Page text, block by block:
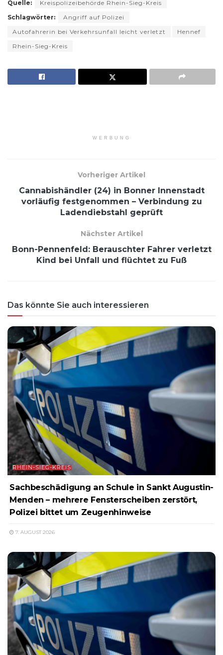
Quelle:
Kreispolizeibehörde Rhein-Sieg-Kreis
Schlagwörter:
Angriff auf Polizei
Autofahrerin bei Verkehrsunfall leicht verletzt
Hennef
Rhein-Sieg-Kreis
WERBUNG
Vorheriger Artikel
Cannabishändler (24) in Bonner Innenstadt
vorläufig festgenommen – Verbindung zu
Ladendiebstahl geprüft
Nächster Artikel
Bonn-Pennenfeld: Berauschter Fahrer verletzt
Kind bei Unfall und flüchtet zu Fuß
Das könnte Sie auch interessieren
RHEIN-SIEG-KREIS
Sachbeschädigung an Schule in Sankt Augustin-
Menden – mehrere Fensterscheiben zerstört,
Polizei bittet um Zeugenhinweise
7. AUGUST 2026